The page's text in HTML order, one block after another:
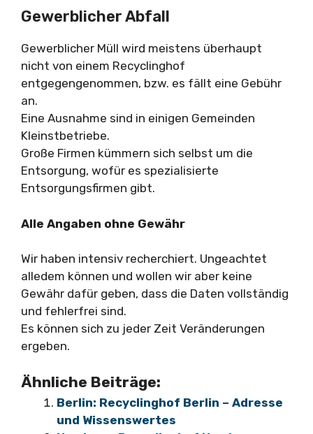
Gewerblicher Abfall
Gewerblicher Müll wird meistens überhaupt
nicht von einem Recyclinghof
entgegengenommen, bzw. es fällt eine Gebühr
an.
Eine Ausnahme sind in einigen Gemeinden
Kleinstbetriebe.
Große Firmen kümmern sich selbst um die
Entsorgung, wofür es spezialisierte
Entsorgungsfirmen gibt.
Alle Angaben ohne Gewähr
Wir haben intensiv recherchiert. Ungeachtet
alledem können und wollen wir aber keine
Gewähr dafür geben, dass die Daten vollständig
und fehlerfrei sind.
Es können sich zu jeder Zeit Veränderungen
ergeben.
Ähnliche Beiträge:
Berlin: Recyclinghof Berlin – Adresse
und Wissenswertes